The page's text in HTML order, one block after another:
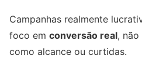
Campanhas realmente
foco em conversão real,
como alcance ou curtidas.